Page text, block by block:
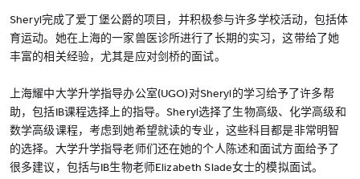
Sheryl完成了爱丁堡公爵的项目，并积极参与许多学校活动，包括体
育运动。她在上海的一家兽医诊所进行了长期的实习，这带给了她
丰富的相关经验，尤其是应对剑桥的面试。
上海耀中大学升学指导办公室(UGO)对Sheryl的学习给予了许多帮
助，包括IB课程选择上的指导。Sheryl选择了生物高级、化学高级和
数学高级课程，考虑到她希望就读的专业，这些科目都是非常明智
的选择。大学升学指导老师们还在她的个人陈述和面试方面给予了
很多建议，包括与IB生物老师Elizabeth Slade女士的模拟面试。